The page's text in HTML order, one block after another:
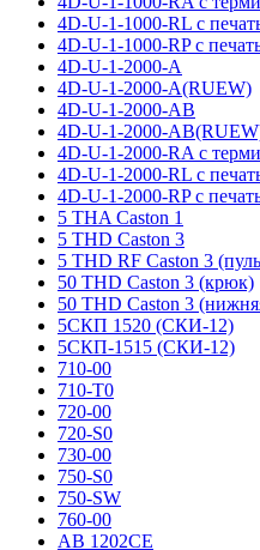
4D-U-1-1000-RL с
4D-U-1-1000-RP с
4D-U-1-2000-A
4D-U-1-2000-A(RUEW)
4D-U-1-2000-AB
4D-U-1-2000-
4D-U-1-2000-RA с
4D-U-1-2000-RL с
4D-U-1-2000-RP с
5 THA Caston 1
5 THD Caston 3
5 THD RF Caston 3
50 THD Caston 3 (крюк)
50 THD Caston 3
5СКП 1520 (СКИ-12)
5СКП-1515 (СКИ-12)
710-00
710-T0
720-00
720-S0
730-00
750-S0
750-SW
760-00
AB 1202CE